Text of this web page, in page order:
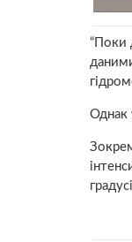
“Поки
Однак